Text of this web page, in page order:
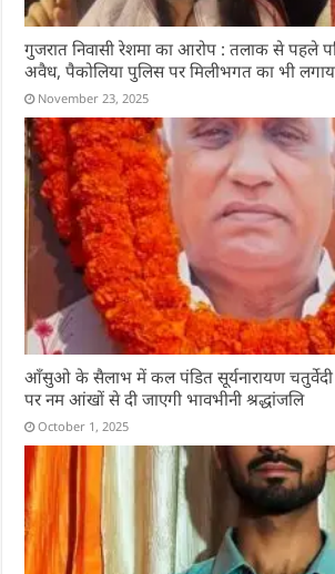
गुजरात निवासी रेशमा का आरोप : तलाक से पहले
अवैध, पैकोलिया पुलिस पर मिलीभगत का भी
November 23, 2025
आँसुओ के सैलाभ में कल पंडित सूर्यनारायण चतुर्वेदी
पर नम आंखों से दी जाएगी भावभीनी श्रद्धांजलि
October 1, 2025